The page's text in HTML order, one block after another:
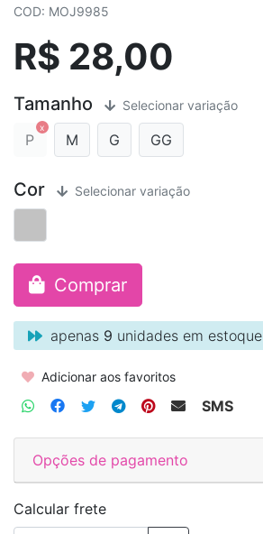
COD: MOJ9985
R$ 28,00
Tamanho Selecionar variação
P M G GG
Cor Selecionar variação
Comprar
apenas 9 unidades em estoque
Adicionar aos favoritos
SMS
Opções de pagamento
Calcular frete